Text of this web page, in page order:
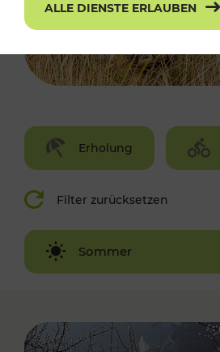
Erholung
Filter zurücksetzen
Sommer
Winter
ALLE DIENSTE ERLAUBEN